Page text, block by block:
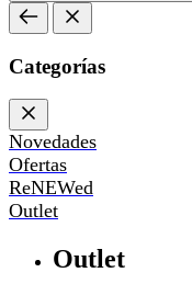
Categorías
Novedades
Ofertas
ReNEWed
Outlet
Outlet